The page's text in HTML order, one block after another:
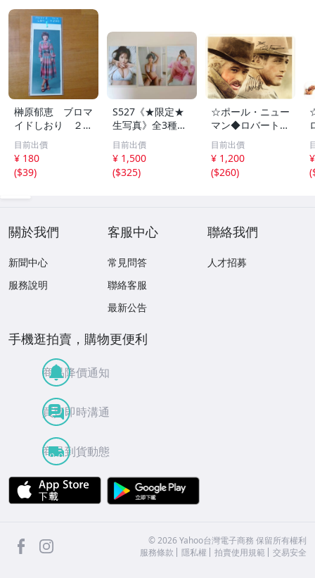
榊原郁恵 ブロマ
イドしおり ２枚
組 レトロ 送料
１１０円 未開封
目前出價
¥ 180
($39)
S527《★限定★
生写真》全3種セ
ット【井口裕香】
FLASH（フラッシ
ュ）2026年8月18
日・25日合併号
目前出價
¥ 1,500
($325)
☆ポール・ニュー
マン◆ロバート・
レッドフォード◆
サイン入り写真◆
30x20㎝☆
目前出價
¥ 1,200
($260)
(
關於我們
新聞中心
服務說明
客服中心
常見問答
聯絡客服
最新公告
聯絡我們
人才招募
手機逛拍賣，購物更便利
商品降價通知
買賣即時溝通
商品到貨動態
APP Store
facebook ©2026 Yahoo台灣電子商務 保留所有權利
服務條款
隱私權 拍賣使用規範 交易安全